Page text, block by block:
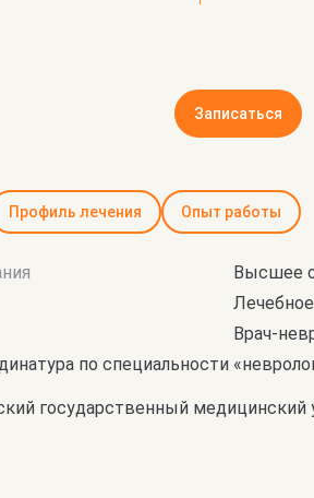
Записаться
Профиль лечения Опыт работы
Высшее
Врач-
по специальности
государственный